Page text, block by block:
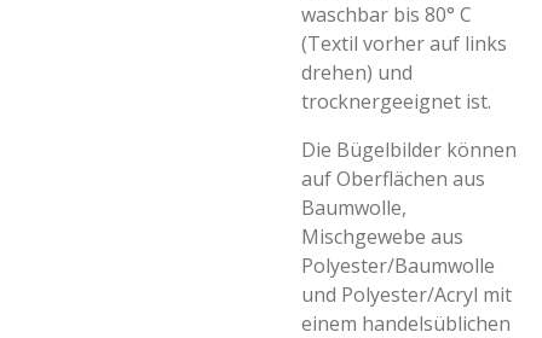
waschbar bis 80° C
(Textil vorher auf links
drehen) und
trocknergeeignet ist.
Die Bügelbilder können
auf Oberflächen aus
Baumwolle,
Mischgewebe aus
Polyester/Baumwolle
und Polyester/Acryl mit
einem handelsüblichen